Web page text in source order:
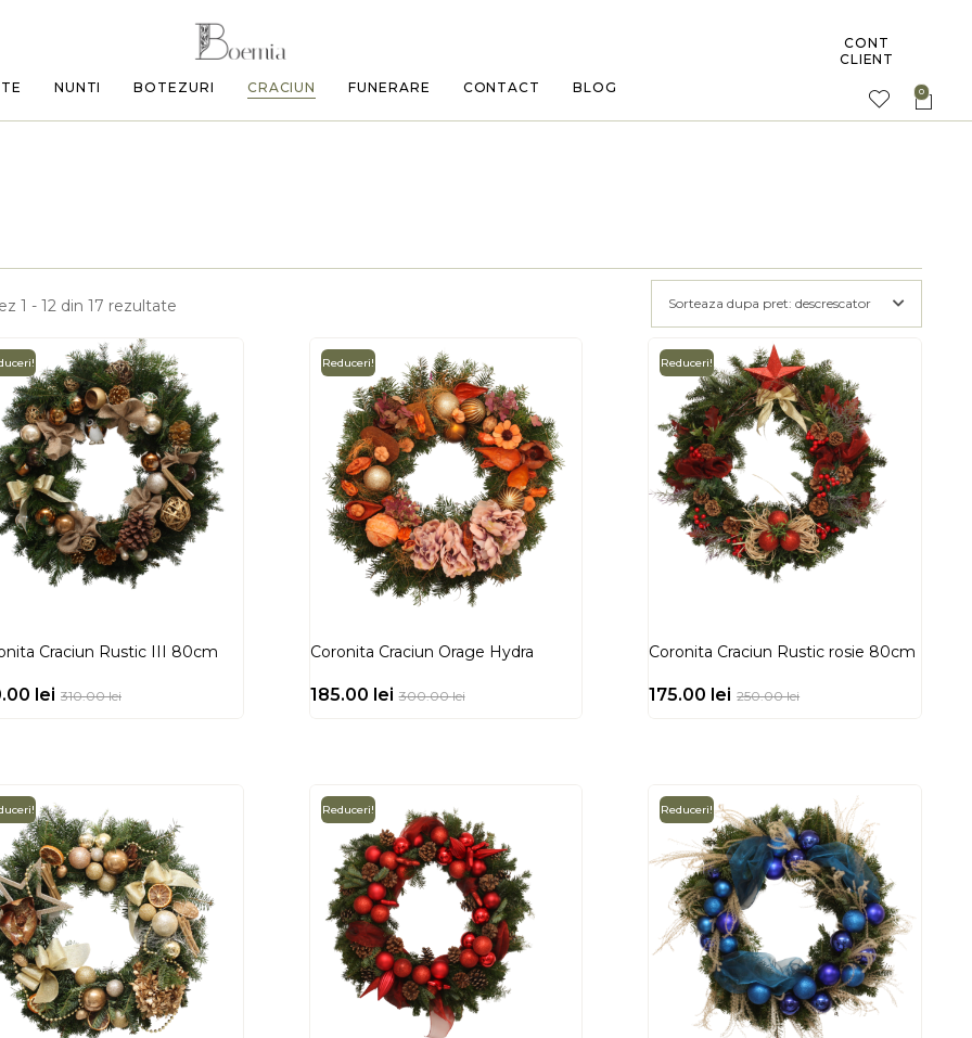
NUNTI BOTEZURI CRACIUN FUNERARE CONTACT BLOG
CONT
CLIENT
1 - 12 din 17 rezultate Sorteaza dupa pret: descrescator
Craciun Rustic III 80cm
310.00lei
lei
Reduceri!
Coronita Craciun Orage Hydra
300.00lei
185.00 lei
Reduceri!
Coronita Craciun Rustic rosie 80cm
250.00lei
175.00 lei
Reduceri! Reduceri!